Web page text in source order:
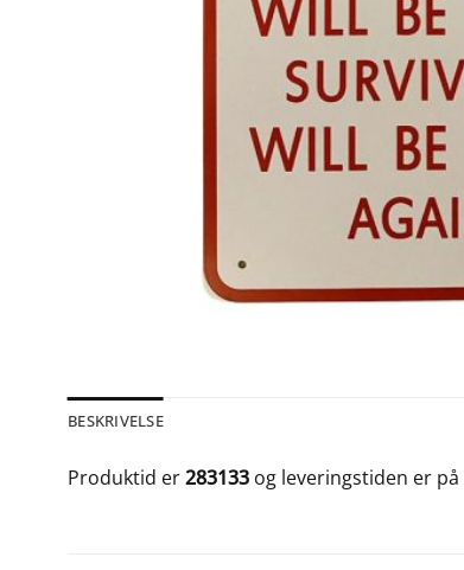
BESKRIVELSE
Produktid er283133 og leveringstiden er på